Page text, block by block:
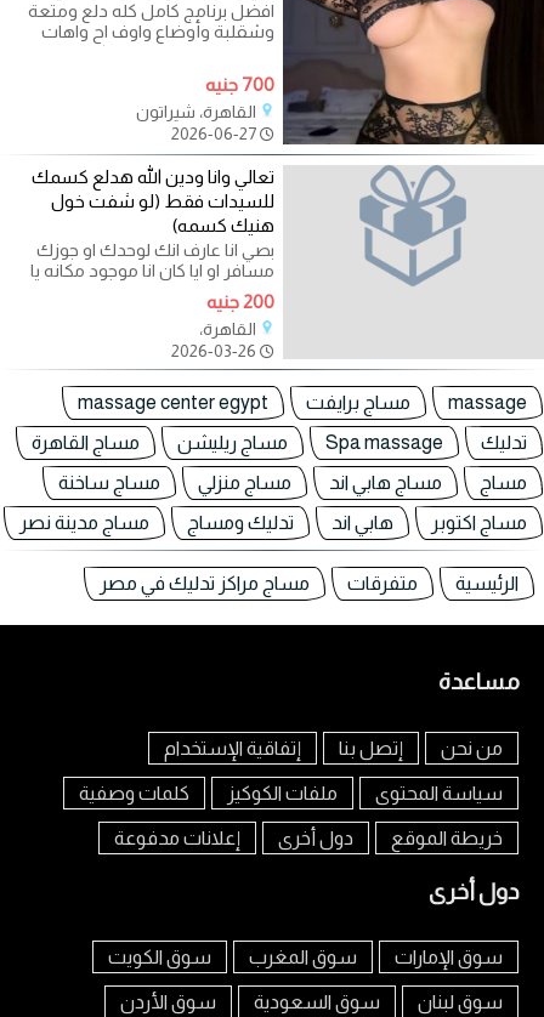
افضل برنامج كامل كله دلع ومتعة
وشقلبة وأوضاع واوف اح واهات
وعلاقة امامي وخلفي وكل اللي
نفسك في
700 جنيه
القاهرة، شيراتون
2026-06-27
تعالي وانا ودين الله هدلع كسمك
للسيدات فقط (لو شفت خول
هنيك كسمه)
بصي انا عارف انك لوحدك او جوزك
مسافر او ايا كان انا موجود مكانه يا
قلبي واللي عاوزاه عندي احنا
200 جنيه
القاهرة،
massage مساج برايفت
massage center egypt
تدليك
Spa massage مساج ريليشن
مساج القاهرة
مساج
مساج هابي اند مساج منزلي
مساج ساخنة
مساج اكتوبر
هابي اند تدليك ومساج مساج مدينة نصر
الرئيسية متفرقات مساج مراكز تدليك في مصر
مساعدة
من نحن إتصل بنا إتفاقية الإستخدام
سياسة المحتوى ملفات الكوكيز كلمات وصفية
خريطة الموقع دول أخرى إعلانات مدفوعة
دول أخرى
سوق الإمارات سوق المغرب سوق الكويت
سوق لبنان سوق السعودية سوق الأردن